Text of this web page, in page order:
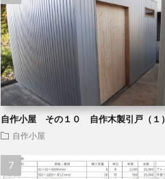
自作小屋 その１０ 自作木製引戸（１）
自作小屋